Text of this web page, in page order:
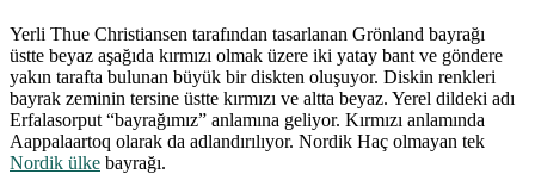
Yerli Thue Christiansen tarafından tasarlanan Grönland bayrağı
üstte beyaz aşağıda kırmızı olmak üzere iki yatay bant ve göndere
yakın tarafta bulunan büyük bir diskten oluşuyor. Diskin renkleri
bayrak zeminin tersine üstte kırmızı ve altta beyaz. Yerel dildeki adı
Erfalasorput “bayrağımız” anlamına geliyor. Kırmızı anlamında
Aappalaartoq olarak da adlandırılıyor. Nordik Haç olmayan tek
Nordik ülke bayrağı.